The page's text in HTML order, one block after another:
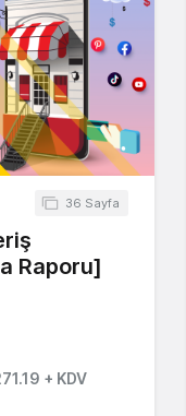
36 Sayfa
Raporu]
+ KDV